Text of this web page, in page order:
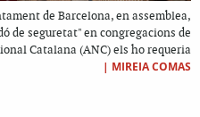
de Barcelona, en assemblea,
de seguretat" en congregacions de
Catalana (ANC) els ho requeria
| MIREIA COMAS